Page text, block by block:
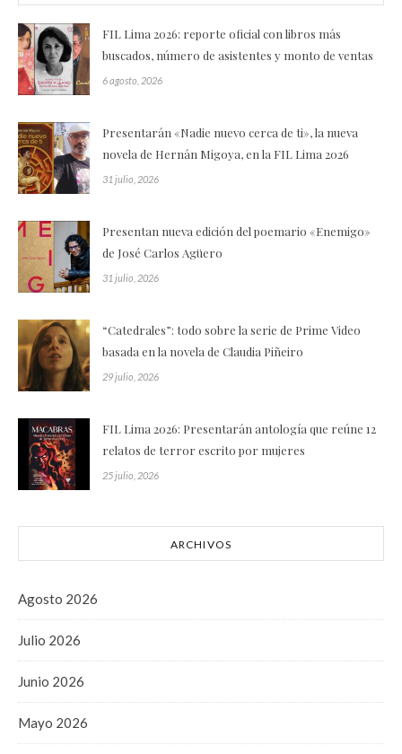
FIL Lima 2026: reporte oficial con libros más
buscados, número de asistentes y monto de ventas
6 agosto, 2026
Presentarán «Nadie nuevo cerca de ti», la nueva
novela de Hernán Migoya, en la FIL Lima 2026
31 julio, 2026
Presentan nueva edición del poemario «Enemigo»
de José Carlos Agüero
31 julio, 2026
“Catedrales”: todo sobre la serie de Prime Video
basada en la novela de Claudia Piñeiro
29 julio, 2026
FIL Lima 2026: Presentarán antología que reúne 12
relatos de terror escrito por mujeres
25 julio, 2026
ARCHIVOS
Agosto 2026
Julio 2026
Junio 2026
Mayo 2026